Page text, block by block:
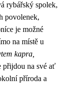
rybářský spolek,
povolenek,
je možné
na místě u
kapra,
přijdou na své ať
příroda a